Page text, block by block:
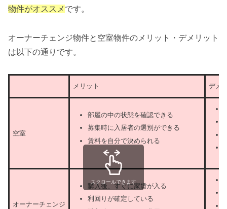
物件がオススメ です。
オーナーチェンジ物件と空室物件のメリット・デメリット
は以下の通りです。
メリット デメ
空室
部屋の中の状態を確認できる
募集時に入居者の選別ができる
賃料を自分で決められる
オーナーチェンジ
購入後、すぐに家賃が入る
利回りが確定している
スクロールできます